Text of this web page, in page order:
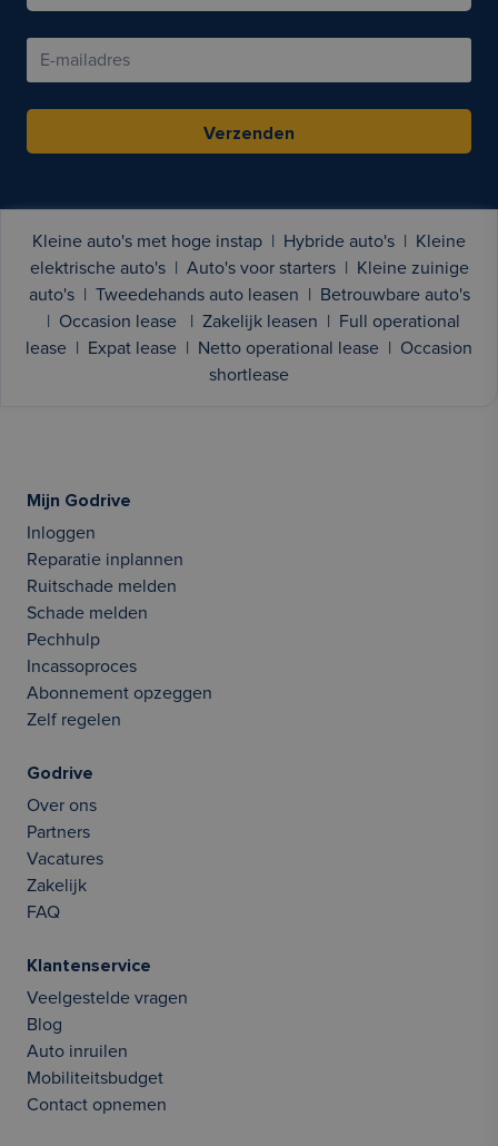
Verzenden
Kleine auto's met hoge instap Hybride auto's
Kleine
elektrische auto's
Auto's voor starters
Kleine zuinige
auto's
Tweedehands auto leasen
Betrouwbare auto's
Occasion lease Zakelijk leasen
Full operational
lease
Expat lease Netto operational lease
Occasion
shortlease
Mijn Godrive
Inloggen
Reparatie inplannen
Ruitschade melden
Schade melden
Pechhulp
Incassoproces
Abonnement opzeggen
Zelf regelen
Godrive
Over ons
Partners
Vacatures
Zakelijk
FAQ
Klantenservice
Veelgestelde vragen
Blog
Auto inruilen
Mobiliteitsbudget
Contact opnemen